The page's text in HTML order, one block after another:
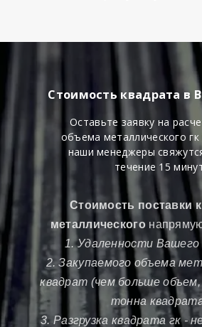
Стоимость квадрата в
Оставьте заявку на
объема металлического гк
наши менеджеры
течение 15
Стоимость поставки
металлического
1. Удаленности Вашего
2. Закупаемого объема
квадрат (чем больше
тонна
3. Разгрузка квадрата гк -